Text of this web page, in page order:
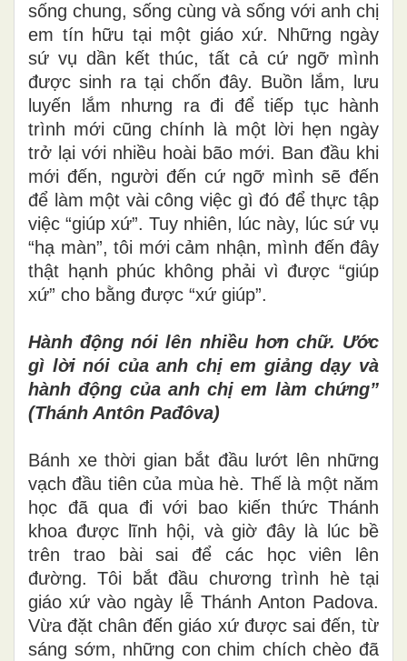
sống chung, sống cùng và sống với anh chị
em tín hữu tại một giáo xứ. Những ngày
sứ vụ dần kết thúc, tất cả cứ ngỡ mình
được sinh ra tại chốn đây. Buồn lắm, lưu
luyến lắm nhưng ra đi để tiếp tục hành
trình mới cũng chính là một lời hẹn ngày
trở lại với nhiều hoài bão mới. Ban đầu khi
mới đến, người đến cứ ngỡ mình sẽ đến
để làm một vài công việc gì đó để thực tập
việc “giúp xứ”. Tuy nhiên, lúc này, lúc sứ vụ
“hạ màn”, tôi mới cảm nhận, mình đến đây
thật hạnh phúc không phải vì được “giúp
xứ” cho bằng được “xứ giúp”.
Hành động nói lên nhiều hơn chữ. Ước
gì lời nói của anh chị em giảng dạy và
hành động của anh chị em làm chứng”
(Thánh Antôn Pađôva)
Bánh xe thời gian bắt đầu lướt lên những
vạch đầu tiên của mùa hè. Thế là một năm
học đã qua đi với bao kiến thức Thánh
khoa được lĩnh hội, và giờ đây là lúc bề
trên trao bài sai để các học viên lên
đường. Tôi bắt đầu chương trình hè tại
giáo xứ vào ngày lễ Thánh Anton Padova.
Vừa đặt chân đến giáo xứ được sai đến, từ
sáng sớm, những con chim chích chèo đã